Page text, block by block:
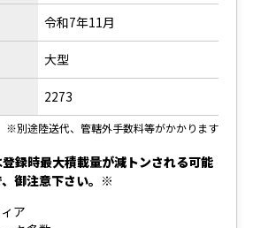
令和7年11月
大型
2273
※別途陸送代、管轄外手数料等がかかります
録時最大積載量が減トンされる可能
御注意下さい。※
ア